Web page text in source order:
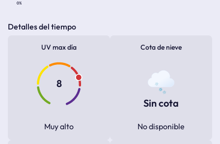
0%
Detalles del tiempo
UV max día
8
Muy alto
Cota de nieve
Sin cota
No disponible